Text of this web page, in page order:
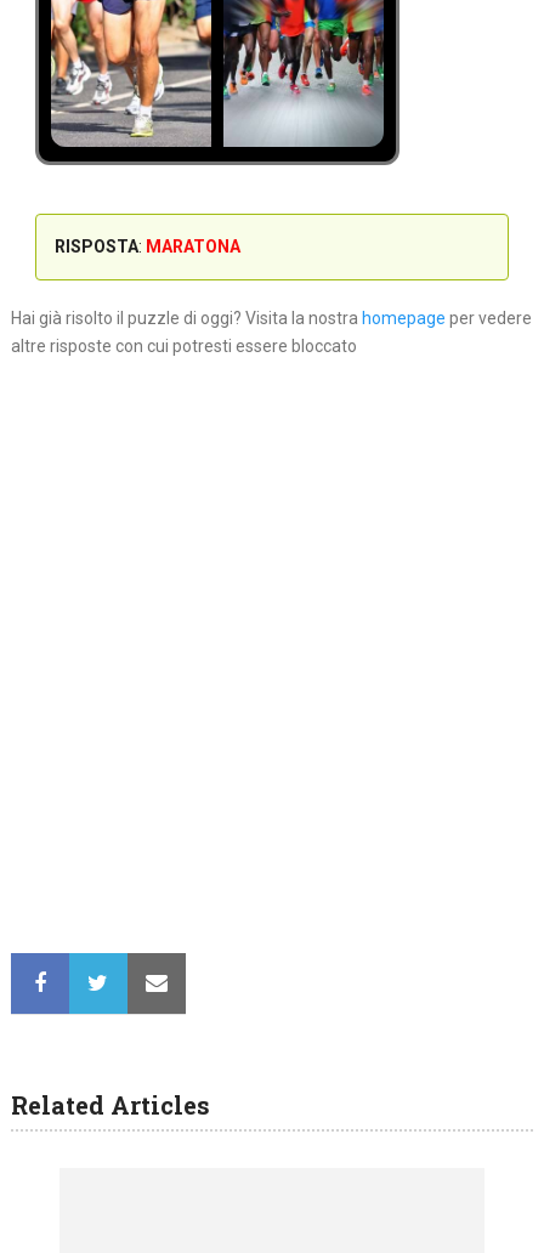
RISPOSTA: MARATONA
Hai già risolto il puzzle di oggi? Visita la nostra homepage per vedere
altre risposte con cui potresti essere bloccato
Related Articles